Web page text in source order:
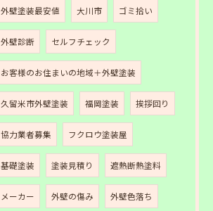
外壁塗装最安値 大川市 ゴミ拾い
外壁診断 セルフチェック
お客様のお住まいの地域＋外壁塗装
久留米市外壁塗装 福岡塗装 挨拶回り
協力業者募集 フクロウ塗装屋
基礎塗装 塗装見積り 遮熱断熱塗料
メーカー 外壁の傷み 外壁色落ち